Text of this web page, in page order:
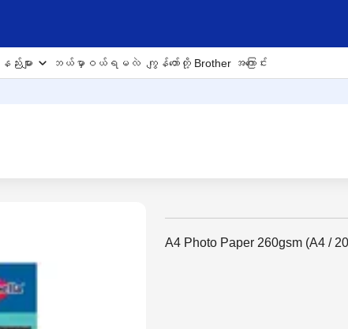
များ ဘယ်မှာဝယ်ရမလဲ ကျွန်တော်တို့ Brother အကြောင်း
A4 Photo Paper 260gsm (A4 /